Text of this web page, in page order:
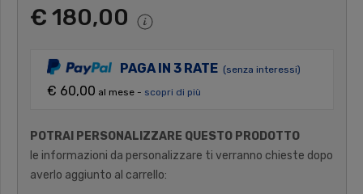
€ 180,00
PAGA IN 3 RATE (senza interessi)
€ 60,00 al mese - scopri di più
POTRAI PERSONALIZZARE QUESTO PRODOTTO
le informazioni da personalizzare ti verranno chieste dopo
averlo aggiunto al carrello: